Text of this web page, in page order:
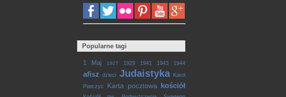
Popularne tagi
1 Maj 1927 1929 1941 1943 1944
afisz dzieci Judaistyka
Karol
Piatczyc
Karta pocztowa kościół